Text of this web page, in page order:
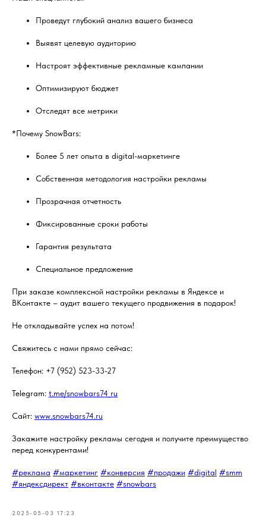
Проведут глубокий анализ вашего бизнеса
Выявят целевую аудиторию
Настроят эффективные рекламные кампании
Оптимизируют бюджет
Отследят все метрики
*Почему SnowBars:
Более 5 лет опыта в digital-маркетинге
Собственная методология настройки рекламы
Прозрачная отчетность
Фиксированные сроки работы
Гарантия результата
Специальное предложение
При заказе комплексной настройки рекламы в Яндексе и
ВКонтакте – аудит вашего текущего продвижения в подарок!
Не откладывайте успех на потом!
Свяжитесь с нами прямо сейчас:
Телефон: +7 (952) 523-33-27
Telegram: t.me/snowbars74_ru
Сайт: www.snowbars74.ru
Закажите настройку рекламы сегодня и получите преимущество
перед конкурентами!
#реклама #маркетинг #конверсия #продажи #digital #smm
#яндексдирект #вконтакте #snowbars
2025-05-03 17:23